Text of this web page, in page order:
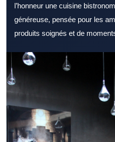
l’honneur une cuisine
généreuse, pensée pour les
produits soignés et de
Opter pour un Restaurant Val de
toute la différence pour une
s’adresse aussi bien aux couples
L’ambiance d’un Restaurant Val
la qualité de l’expérience. Le
gagne à proposer des choix
produits reste essentielle dans
sérieux. Un accueil chaleureux
d’un Restaurant Val de Marne.